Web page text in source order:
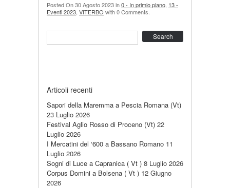
Posted On 30 Agosto 2023 in0 - In primio piano 13 -
Eventi 2023 VITERBO with 0 Comments.
Articoli recenti
Sapori della Maremma a Pescia Romana (Vt)
23 Luglio 2026
Festival Aglio Rosso di Proceno (Vt) 22
Luglio 2026
I Mercatini del ‘600 a Bassano Romano 11
Luglio 2026
Sogni di Luce a Capranica ( Vt ) 8 Luglio 2026
Corpus Domini a Bolsena ( Vt ) 12 Giugno
2026